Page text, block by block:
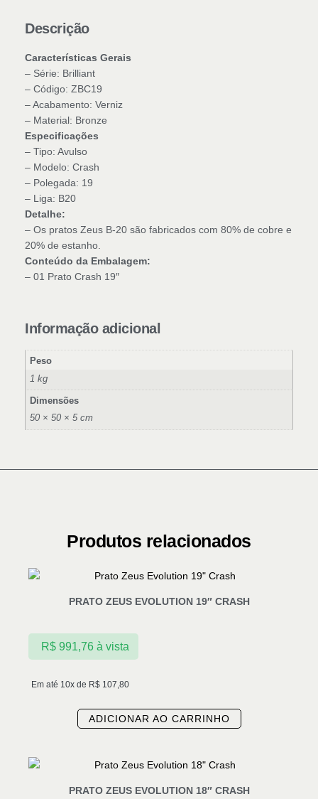
Descrição
Características Gerais
– Série: Brilliant
– Código: ZBC19
– Acabamento: Verniz
– Material: Bronze
Especificações
– Tipo: Avulso
– Modelo: Crash
– Polegada: 19
– Liga: B20
Detalhe:
– Os pratos Zeus B-20 são fabricados com 80% de cobre e
20% de estanho.
Conteúdo da Embalagem:
– 01 Prato Crash 19″
Informação adicional
Peso
1 kg
Dimensões
50 × 50 × 5 cm
Produtos relacionados
PRATO ZEUS EVOLUTION 19″ CRASH
Em até 10x de R$ 107,80
R$991,76 à vista
ADICIONAR AO CARRINHO
PRATO ZEUS EVOLUTION 18″ CRASH